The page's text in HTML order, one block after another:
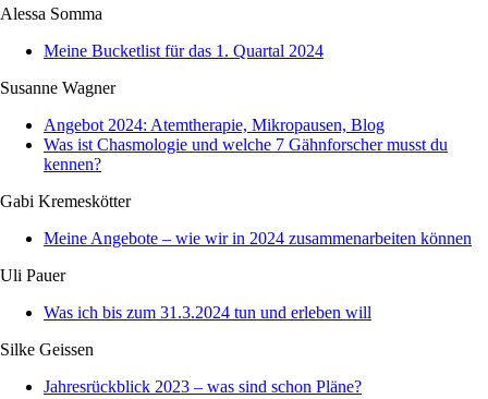
Alessa Somma
Meine Bucketlist für das 1. Quartal 2024
Susanne Wagner
Angebot 2024: Atemtherapie, Mikropausen, Blog
Was ist Chasmologie und welche 7 Gähn­forscher musst du
kennen?
Gabi Kremeskötter
Meine Angebote – wie wir in 2024 zusammenarbeiten können
Uli Pauer
Was ich bis zum 31.3.2024 tun und erleben will
Silke Geissen
Jahresrückblick 2023 – was sind schon Pläne?